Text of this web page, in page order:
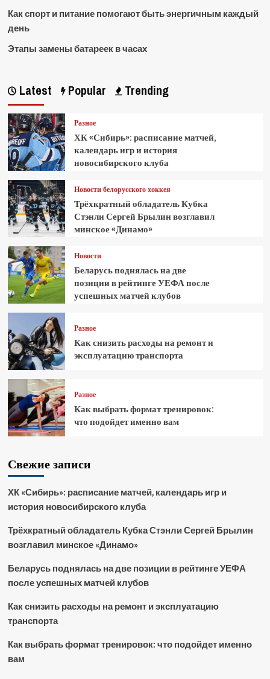
Как спорт и питание помогают быть энергичным каждый
день
Этапы замены батареек в часах
Latest Popular Trending
Разное
ХК «Сибирь»: расписание матчей,
календарь игр и история
новосибирского клуба
Новости белорусского хоккея
Трёхкратный обладатель Кубка
Стэнли Сергей Брылин возглавил
минское «Динамо»
Новости
Беларусь поднялась на две
позиции в рейтинге УЕФА после
успешных матчей клубов
Разное
Как снизить расходы на ремонт и
эксплуатацию транспорта
Разное
Как выбрать формат тренировок:
что подойдет именно вам
Свежие записи
ХК «Сибирь»: расписание матчей, календарь игр и
история новосибирского клуба
Трёхкратный обладатель Кубка Стэнли Сергей Брылин
возглавил минское «Динамо»
Беларусь поднялась на две позиции в рейтинге УЕФА
после успешных матчей клубов
Как снизить расходы на ремонт и эксплуатацию
транспорта
Как выбрать формат тренировок: что подойдет именно
вам